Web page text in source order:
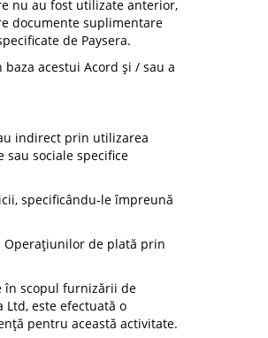
nu au fost utilizate anterior,
documente suplimentare
de Paysera.
acestui Acord și / sau a
indirect prin utilizarea
sociale specifice
specificându-le împreună
Operațiunilor de plată prin
în scopul furnizării de
este efectuată o
pentru această activitate.